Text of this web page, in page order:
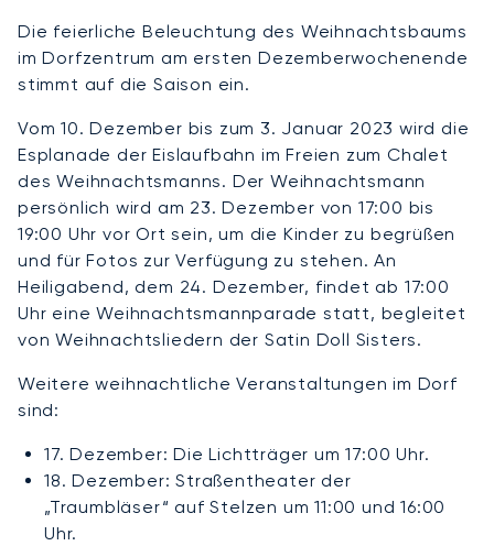
Die feierliche Beleuchtung des Weihnachtsbaums
im Dorfzentrum am ersten Dezemberwochenende
stimmt auf die Saison ein.
Vom 10. Dezember bis zum 3. Januar 2023 wird die
Esplanade der Eislaufbahn im Freien zum Chalet
des Weihnachtsmanns. Der Weihnachtsmann
persönlich wird am 23. Dezember von 17:00 bis
19:00 Uhr vor Ort sein, um die Kinder zu begrüßen
und für Fotos zur Verfügung zu stehen. An
Heiligabend, dem 24. Dezember, findet ab 17:00
Uhr eine Weihnachtsmannparade statt, begleitet
von Weihnachtsliedern der Satin Doll Sisters.
Weitere weihnachtliche Veranstaltungen im Dorf
sind:
17. Dezember: Die Lichtträger um 17:00 Uhr.
18. Dezember: Straßentheater der
„Traumbläser“ auf Stelzen um 11:00 und 16:00
Uhr.